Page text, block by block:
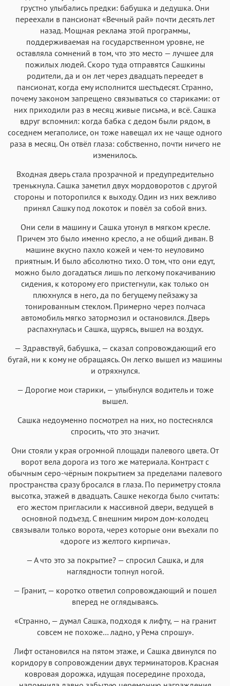
грустно улыбались предки: бабушка и дедушка. Они
переехали в пансионат «Вечный рай» почти десять лет
назад. Мощная реклама этой программы,
поддерживаемая на государственном уровне, не
оставляла сомнений в том, что это место — лучшее для
пожилых людей. Скоро туда отправятся Сашкины
родители, да и он лет через двадцать переедет в
пансионат, когда ему исполнится шестьдесят. Странно,
почему законом запрещено связываться со стариками: от
них приходили раз в месяц живые письма, и всё. Сашка
вдруг вспомнил: когда бабка с дедом были рядом, в
соседнем мегаполисе, он тоже навещал их не чаще одного
раза в месяц. Он отвёл глаза: собственно, почти ничего не
изменилось.
Входная дверь стала прозрачной и предупредительно
тренькнула. Сашка заметил двух мордоворотов с другой
стороны и поторопился к выходу. Один из них вежливо
принял Сашку под локоток и повёл за собой вниз.
Они сели в машину и Сашка утонул в мягком кресле.
Причем это было именно кресло, а не общий диван. В
машине вкусно пахло кожей и чем-то неуловимо
приятным. И было абсолютно тихо. О том, что они едут,
можно было догадаться лишь по легкому покачиванию
сидения, к которому его пристегнули, как только он
плюхнулся в него, да по бегущему пейзажу за
тонированным стеклом. Примерно через полчаса
автомобиль мягко затормозил и остановился. Дверь
распахнулась и Сашка, щурясь, вышел на воздух.
— Здравствуй, бабушка, — сказал сопровождающий его
бугай, ни к кому не обращаясь. Он легко вышел из машины
и отряхнулся.
— Дорогие мои старики, — улыбнулся водитель и тоже
вышел.
Сашка недоуменно посмотрел на них, но постеснялся
спросить, что это значит.
Они стояли у края огромной площади палевого цвета. От
ворот вела дорога из того же материала. Контраст с
обычным серо-чёрным покрытием за пределами палевого
пространства сразу бросался в глаза. По периметру стояла
высотка, этажей в двадцать. Сашке некогда было считать:
его жестом пригласили к массивной двери, ведущей в
основной подъезд. С внешним миром дом-колодец
связывали только ворота, через которые они въехали по
«дороге из желтого кирпича».
— А что это за покрытие? — спросил Сашка, и для
наглядности топнул ногой.
— Гранит, — коротко ответил сопровождающий и пошел
вперед не оглядываясь.
«Странно, — думал Сашка, подходя к лифту, — на гранит
совсем не похоже… ладно, у Рема спрошу».
Лифт остановился на пятом этаже, и Сашка двинулся по
коридору в сопровождении двух терминаторов. Красная
ковровая дорожка, идущая посередине прохода,